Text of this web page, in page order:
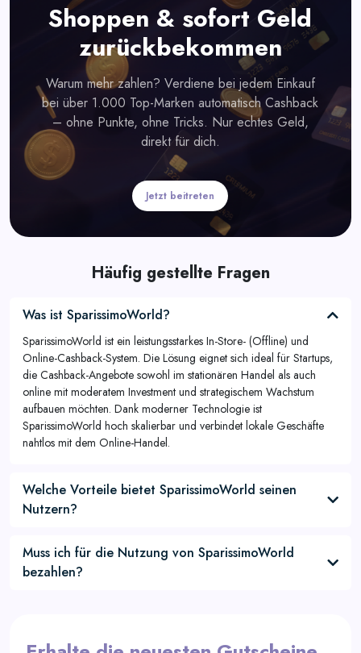
Shoppen & sofort Geld
zurückbekommen
Warum mehr zahlen? Verdiene bei jedem Einkauf
bei über 1.000 Top-Marken automatisch Cashback
– ohne Punkte, ohne Tricks. Nur echtes Geld,
direkt für dich.
Jetzt beitreten
Häufig gestellte Fragen
Was ist SparissimoWorld?
SparissimoWorld ist ein leistungsstarkes In-Store- (Offline) und
Online-Cashback-System. Die Lösung eignet sich ideal für Startups,
die Cashback-Angebote sowohl im stationären Handel als auch
online mit moderatem Investment und strategischem Wachstum
aufbauen möchten. Dank moderner Technologie ist
SparissimoWorld hoch skalierbar und verbindet lokale Geschäfte
nahtlos mit dem Online-Handel.
Welche Vorteile bietet SparissimoWorld seinen
Nutzern?
Muss ich für die Nutzung von SparissimoWorld
bezahlen?